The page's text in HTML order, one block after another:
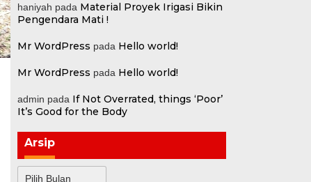
haniyah pada Material Proyek Irigasi Bikin
Pengendara Mati !
Mr WordPress pada Hello world!
Mr WordPress pada Hello world!
admin pada If Not Overrated, things ‘Poor’
It’s Good for the Body
Arsip